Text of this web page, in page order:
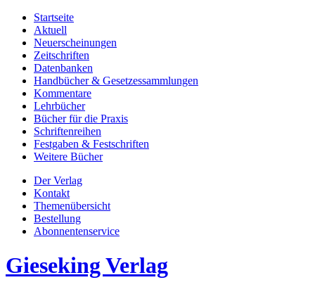
Startseite
Aktuell
Neuerscheinungen
Zeitschriften
Datenbanken
Handbücher & Gesetzessammlungen
Kommentare
Lehrbücher
Bücher für die Praxis
Schriftenreihen
Festgaben & Festschriften
Weitere Bücher
Der Verlag
Kontakt
Themenübersicht
Bestellung
Abonnentenservice
Gieseking Verlag